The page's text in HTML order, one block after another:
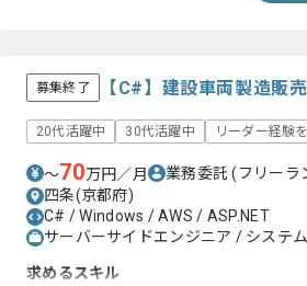
募集終了 【C#】建設車両製造販
20代活躍中 30代活躍中 リーダー経験
〜70万円／月 業務委託(フリーラ
四条(京都府)
C# / Windows / AWS / ASP.NET
サーバーサイドエンジニア / システ
求めるスキル